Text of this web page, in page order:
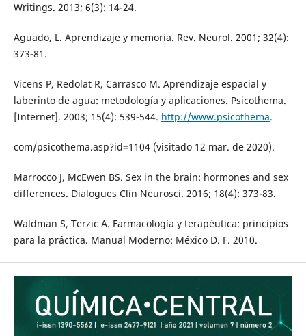
Writings. 2013; 6(3): 14-24.
Aguado, L. Aprendizaje y memoria. Rev. Neurol. 2001; 32(4):
373-81.
Vicens P, Redolat R, Carrasco M. Aprendizaje espacial y
laberinto de agua: metodología y aplicaciones. Psicothema.
[Internet]. 2003; 15(4): 539-544. http://www.psicothema.
com/psicothema.asp?id=1104 (visitado 12 mar. de 2020).
Marrocco J, McEwen BS. Sex in the brain: hormones and sex
differences. Dialogues Clin Neurosci. 2016; 18(4): 373-83.
Waldman S, Terzic A. Farmacología y terapéutica: principios
para la práctica. Manual Moderno: México D. F. 2010.